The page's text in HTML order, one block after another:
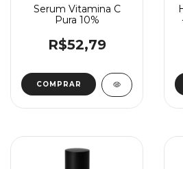
Serum Vitamina C
Pura 10%
R$52,79
COMPRAR